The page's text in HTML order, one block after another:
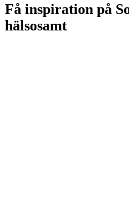
Få inspiration på
hälsosamt